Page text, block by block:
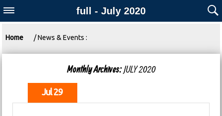
full - July 2020
Home / News & Events :
Monthly Archives:JULY 2020
Jul 29